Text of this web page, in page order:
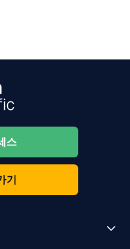
스
기